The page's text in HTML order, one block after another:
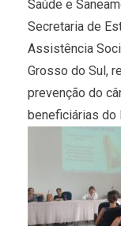
Saúde e
Secretaria de
Assistência
Grosso do Sul,
prevenção do
beneficiárias do